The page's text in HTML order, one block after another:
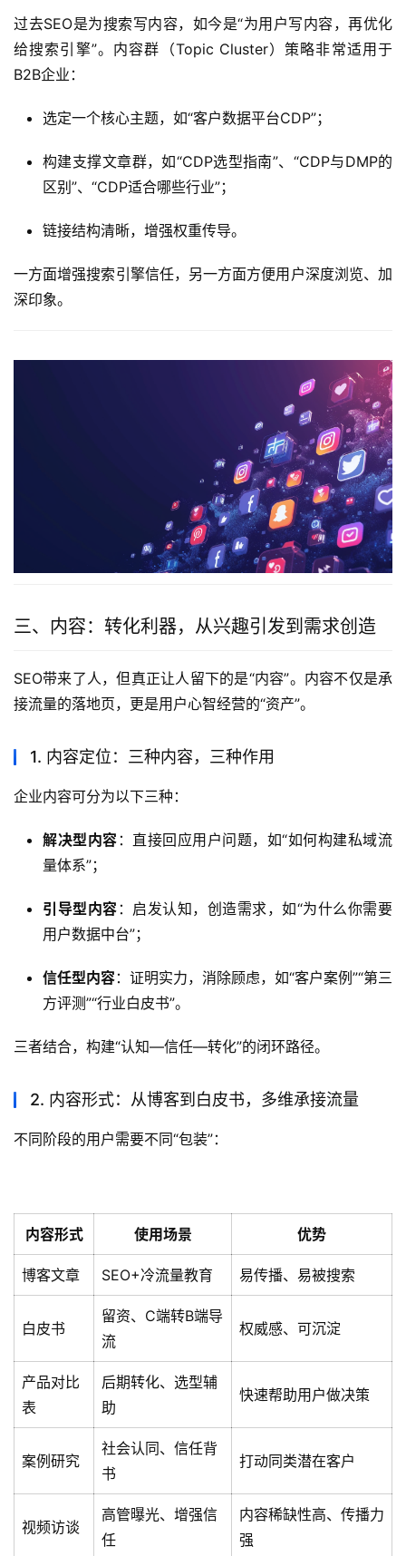
过去SEO是为搜索写内容，如今是“为用户写内容，再优化
给搜索引擎”。内容群（Topic Cluster）策略非常适用于
B2B企业：
选定一个核心主题，如“客户数据平台CDP”；
构建支撑文章群，如“CDP选型指南”、“CDP与DMP的
区别”、“CDP适合哪些行业”；
链接结构清晰，增强权重传导。
一方面增强搜索引擎信任，另一方面方便用户深度浏览、加
深印象。
三、内容：转化利器，从兴趣引发到需求创造
SEO带来了人，但真正让人留下的是“内容”。内容不仅是承
接流量的落地页，更是用户心智经营的“资产”。
1. 内容定位：三种内容，三种作用
企业内容可分为以下三种：
解决型内容 ：直接回应用户问题，如“如何构建私域流
量体系”；
引导型内容 ：启发认知，创造需求，如“为什么你需要
用户数据中台”；
信任型内容：证明实力，消除顾虑，如“客户案例”“第三
方评测”“行业白皮书”。
三者结合，构建“认知—信任—转化”的闭环路径。
2. 内容形式：从博客到白皮书，多维承接流量
不同阶段的用户需要不同“包装”：
内容形式 使用场景 优势
博客文章 SEO+冷流量教育 易传播、易被搜索
白皮书
留资、C端转B端导
流
权威感、可沉淀
产品对比
表
后期转化、选型辅
助
快速帮助用户做决策
案例研究
社会认同、信任背
书
打动同类潜在客户
视频访谈
高管曝光、增强信
任
内容稀缺性高、传播力
强